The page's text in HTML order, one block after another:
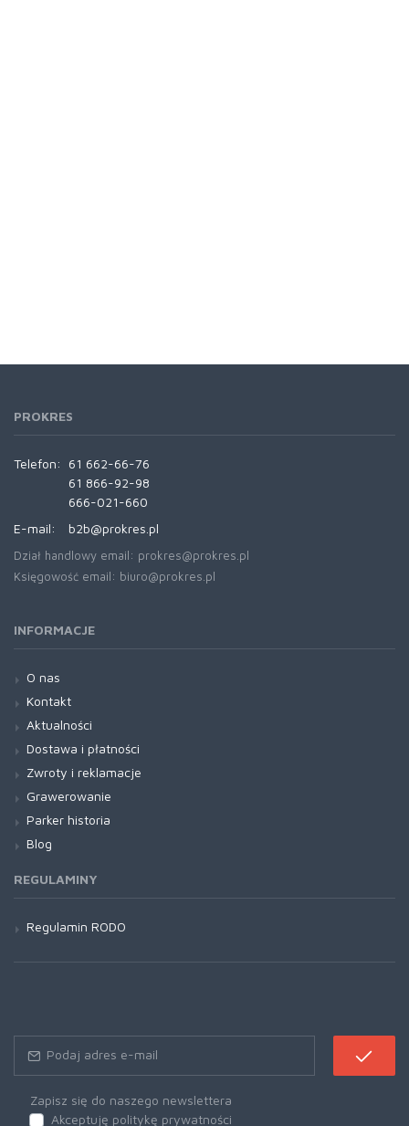
PROKRES
Telefon:
61 662-66-76
61 866-92-98
666-021-660
E-mail:
b2b@prokres.pl
Dział handlowy email: prokres@prokres.pl
Księgowość email: biuro@prokres.pl
INFORMACJE
O nas
Kontakt
Aktualności
Dostawa i płatności
Zwroty i reklamacje
Grawerowanie
Parker historia
Blog
REGULAMINY
Regulamin RODO
Zapisz się do naszego newslettera
Akceptuję politykę prywatności